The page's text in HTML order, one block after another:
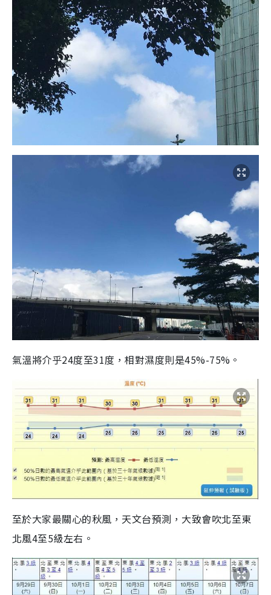
氣溫將介乎24度至31度，相對濕度則是45%-75%。
至於大家最關心的秋風，天文台預測，大致會吹北至東
北風4至5級左右。